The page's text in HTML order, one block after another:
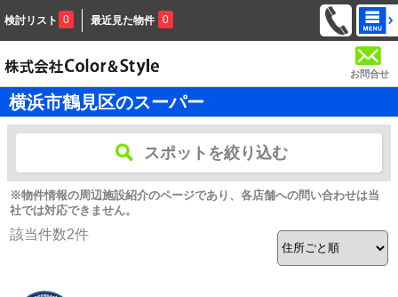
検討リスト 0 最近見た物件 0
お問合せ
横浜市鶴見区のスーパー
スポットを絞り込む
※物件情報の周辺施設紹介のページであり、各店舗への問い合わせは当
社では対応できません。
該当件数2件